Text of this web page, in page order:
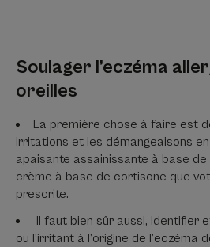
Soulager l’eczéma
oreilles
La première chose à faire est
irritations et les démangeaisons
apaisante assainissante à base de
crème à base de cortisone que
prescrite.
Il faut bien sûr aussi, Identifier
ou l’irritant à l’origine de l’eczéma